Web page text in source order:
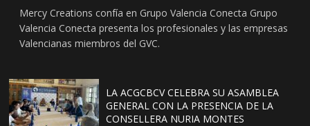
Mercy Creations confía en Grupo Valencia Conecta Grupo
Valencia Conecta presenta los profesionales y las empresas
Valencianas miembros del GVC.
LA ACGCBCV CELEBRA SU ASAMBLEA
GENERAL CON LA PRESENCIA DE LA
CONSELLERA NURIA MONTES